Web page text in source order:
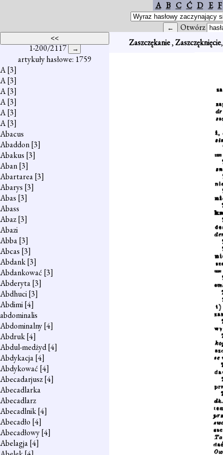
A B C Ć D E F
Otwórz
1-200/2117
artykuły hasłowe: 1759
A[3]
A[3]
A[3]
A[3]
A[3]
A[3]
Abacus
Abaddon[3]
Abakus [3]
Aban[3]
Abartarea[3]
Abarys [3]
Abas [3]
Abass
Abaz[3]
Abazi
Abba[3]
Abcas [3]
Abdank[3]
Abdankować [3]
Abderyta[3]
Abdhuci[3]
Abdimi[4]
abdominalis
Abdominalny[4]
Abdruk[4]
Abdul-medżyd[4]
Abdykacja[4]
Abdykować [4]
Abecadarjusz[4]
Abecadlarka
Abecadlarz
Abecadlnik[4]
Abecadło [4]
Abecadłowy[4]
Abelagja[4]
Zaszczękanie,Zaszczęknięcie,